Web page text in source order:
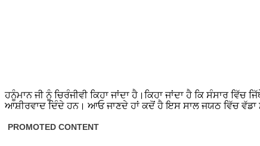
ਹਨੂੰਮਾਨ ਜੀ ਨੂੰ ਚਿਰੰਜੀਵੀ ਕਿਹਾ ਜਾਂਦਾ ਹੈ।ਕਿਹਾ ਜਾਂਦਾ ਹੈ ਕਿ ਸੰਸਾਰ
ਆਸ਼ੀਰਵਾਦ ਦਿੰਦੇ ਹਨ। ਆਓ ਜਾਣਦੇ ਹਾਂ ਕਦੋਂ ਹੈ ਇਸ ਸਾਲ ਜਯਠ ਵਿੱਚ ਵੱਡਾ